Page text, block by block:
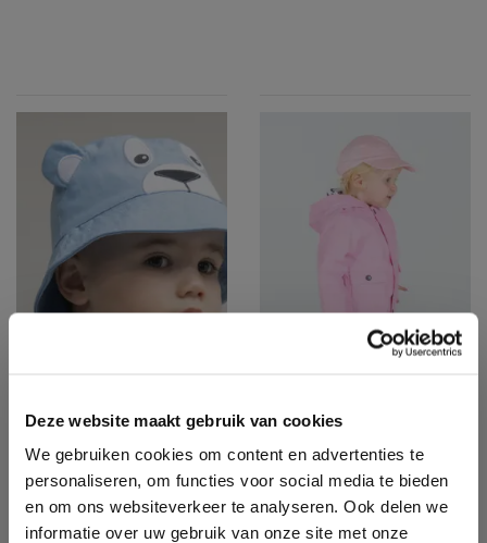
Deze website maakt gebruik van cookies
We gebruiken cookies om content en advertenties te
personaliseren, om functies voor social media te bieden
en om ons websiteverkeer te analyseren. Ook delen we
informatie over uw gebruik van onze site met onze
LW093
BABY BUCKET
HAT
LW090
BABY CAP